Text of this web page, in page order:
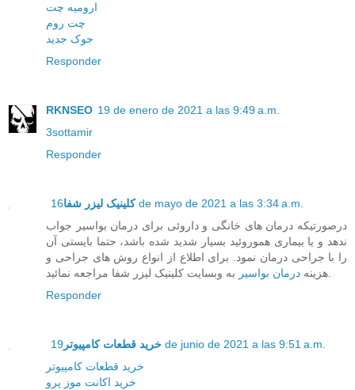
ارومیه چت
چت روم
جوک جدید
Responder
RKNSEO 19 de enero de 2021 a las 9:49 a.m.
3sottamir
Responder
کلینیک لیزر شفا16 de mayo de 2021 a las 3:34 a.m.
درصورتیکه درمان های خانگی و داروئی برای درمان بواسیر جواب
ندهد و یا بیماری هموروئید بسیار شدید شده باشد، حتما بایستی آن
را با جراحی درمان نمود. برای اطلاع از انواع روش های جراحی و
هزینه درمان بواسیر
به وبسایت کلینیک لیزر شفا مراجعه نمائید.
Responder
خرید قطعات کامپیوتر 19 de junio de 2021 a las 9:51 a.m.
خرید قطعات کامپیوتر
خرید اکانت موز پرو